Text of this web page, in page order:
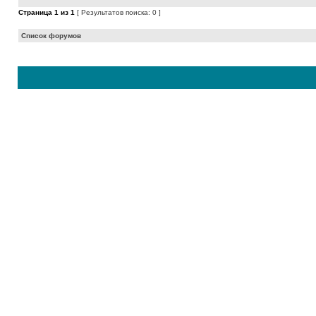
Страница 1 из 1 [ Результатов поиска: 0 ]
Список форумов